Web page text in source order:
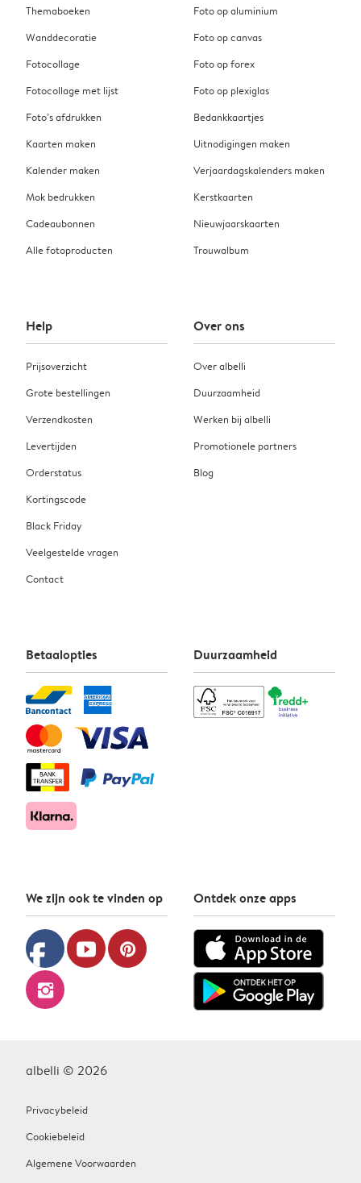
Themaboeken
Wanddecoratie
Fotocollage
Fotocollage met lijst
Foto’s afdrukken
Kaarten maken
Kalender maken
Mok bedrukken
Cadeaubonnen
Alle fotoproducten
Foto op aluminium
Foto op canvas
Foto op forex
Foto op plexiglas
Bedankkaartjes
Uitnodigingen maken
Verjaardagskalenders maken
Kerstkaarten
Nieuwjaarskaarten
Trouwalbum
Help
Prijsoverzicht
Grote bestellingen
Verzendkosten
Levertijden
Orderstatus
Kortingscode
Black Friday
Veelgestelde vragen
Contact
Over ons
Over albelli
Duurzaamheid
Werken bij albelli
Promotionele partners
Blog
Betaalopties Duurzaamheid
We zijn ook te vinden op
facebook youtube pinterest
instagram
Ontdek onze apps
albelli © 2026
Privacybeleid
Cookiebeleid
Algemene Voorwaarden